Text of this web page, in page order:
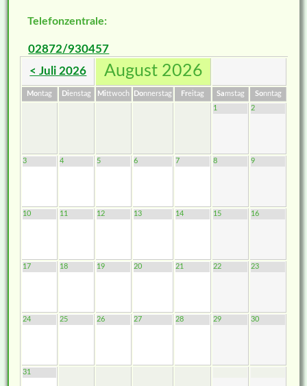
Telefonzentrale:
02872/930457
< Juli 2026 August 2026
Montag Dienstag Mittwoch Donnerstag Freitag Samstag Sonntag
1
2
3 4 5 6 7 8 9
10 11 12 13 14 15 16
17 18 19 20 21 22 23
24 25 26 27 28 29 30
31